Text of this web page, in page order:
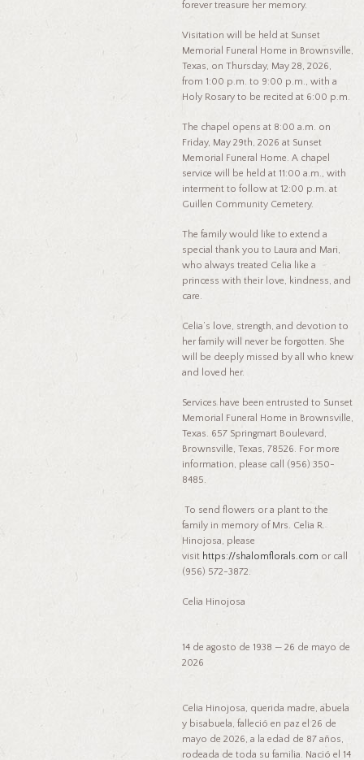
forever treasure her memory.
Visitation will be held at Sunset
Memorial Funeral Home in Brownsville,
Texas, on Thursday, May 28, 2026,
from 1:00 p.m. to 9:00 p.m., with a
Holy Rosary to be recited at 6:00 p.m.
The chapel opens at 8:00 a.m. on
Friday, May 29th, 2026 at Sunset
Memorial Funeral Home. A chapel
service will be held at 11:00 a.m., with
interment to follow at 12:00 p.m. at
Guillen Community Cemetery.
The family would like to extend a
special thank you to Laura and Mari,
who always treated Celia like a
princess with their love, kindness, and
care.
Celia’s love, strength, and devotion to
her family will never be forgotten. She
will be deeply missed by all who knew
and loved her.
Services have been entrusted to Sunset
Memorial Funeral Home in Brownsville,
Texas. 657 Springmart Boulevard,
Brownsville, Texas, 78526. For more
information, please call (956) 350-
8485.
To send flowers or a plant to the
family in memory of Mrs. Celia R.
Hinojosa, please
visit https://shalomflorals.com or call
(956) 572-3872.
Celia Hinojosa
14 de agosto de 1938 — 26 de mayo de
2026
Celia Hinojosa, querida madre, abuela
y bisabuela, falleció en paz el 26 de
mayo de 2026, a la edad de 87 años,
rodeada de toda su familia. Nació el 14